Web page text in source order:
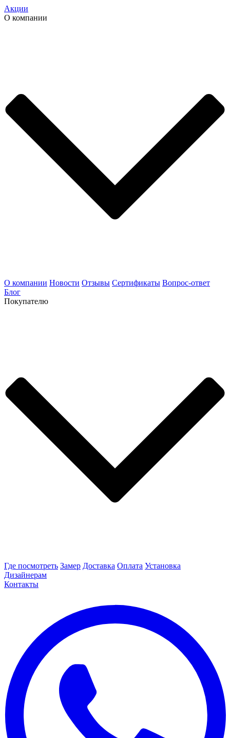
Акции
О компании
О компании Новости Отзывы Сертификаты Вопрос-ответ
Блог
Покупателю
Где посмотреть Замер Доставка Оплата Установка
Дизайнерам
Контакты